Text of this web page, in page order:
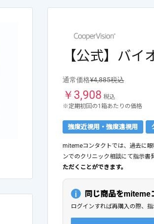
【公式】バイ
通常価格¥4,885税込
￥ 3,908 税込
※定期初回の1箱あたりの価格
強度近視用・強度遠視用
mitemeコンタクトでは、過去に
ンでのクリニック相談にて指示書
ただくことができます。
同じ商品をmiteme
ログインすれば再購入の際、指